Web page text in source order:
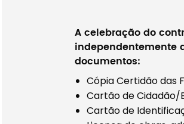
A celebração do
independentemente
documentos:
Cópia Certidão das
Cartão de Cidadão/
Cartão de